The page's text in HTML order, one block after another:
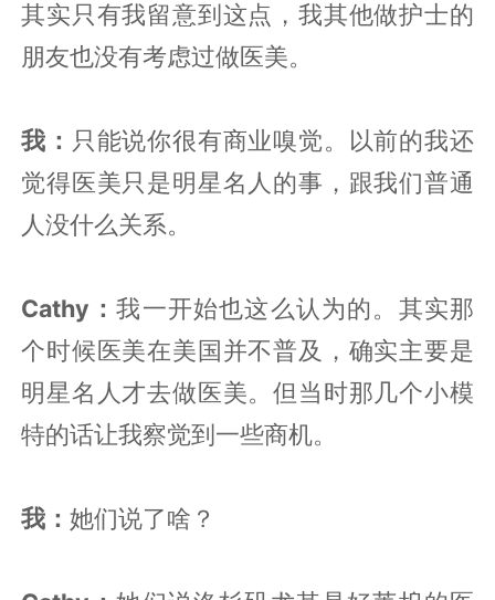
其实只有我留意到这点，我其他做护士的
朋友也没有考虑过做医美。
我： 只能说你很有商业嗅觉。以前的我还
觉得医美只是明星名人的事，跟我们普通
人没什么关系。
Cathy：我一开始也这么认为的。其实那
个时候医美在美国并不普及，确实主要是
明星名人才去做医美。但当时那几个小模
特的话让我察觉到一些商机。
我：她们说了啥？